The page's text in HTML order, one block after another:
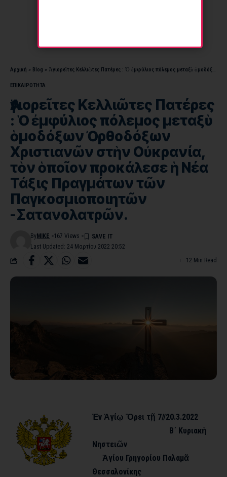
Αρχική » Blog » Ἁγιορεῖτες Κελλιῶτες Πατέρες : Ὁ ἐμφύλιος πόλεμος μεταξὺ ὁμοδόξων Ὀρθοδόξων Χριστιανῶν στὴν Οὐκρανία, τὸν ὁποῖον προκάλεσε ἡ Νέα Τάξις Πραγμάτων τῶν Παγκοσμιοποιητῶν -Σατανολατρῶν.
ΕΠΙΚΑΙΡΟΤΗΤΑ
Ἁγιορεῖτες Κελλιῶτες Πατέρες
: Ὁ ἐμφύλιος πόλεμος μεταξὺ
ὁμοδόξων Ὀρθοδόξων
Χριστιανῶν στὴν Οὐκρανία,
τὸν ὁποῖον προκάλεσε ἡ Νέα
Τάξις Πραγμάτων τῶν
Παγκοσμιοποιητῶν
-Σατανολατρῶν.
Last Updated: 24 Μαρτίου 2022 20:52
By MIKE 167 Views
12 Min Read
Ἐν Ἁγίῳ Ὄρει τῇ 7//20.3.2022
Β΄ Κυριακὴ
Νηστειῶν
Ἁγίου Γρηγορίου Παλαμᾶ
Θεσσαλονίκης